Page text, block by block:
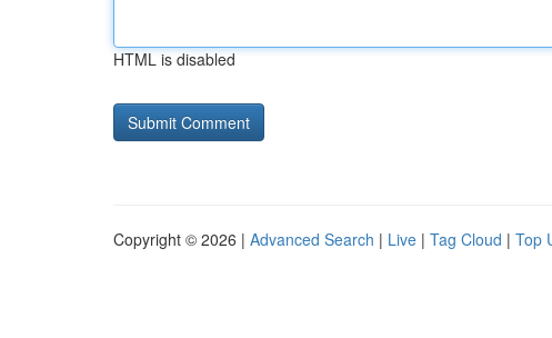
HTML is disabled
Copyright © 2026 | Advanced Search | Live | Tag Cloud | Top